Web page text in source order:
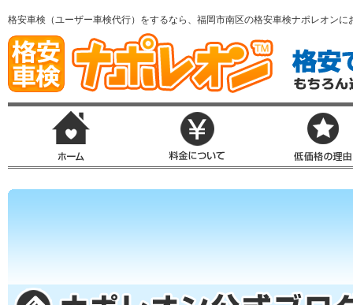
格安車検（ユーザー車検代行）をするなら、福岡市南区の格安車検ナポレオンに